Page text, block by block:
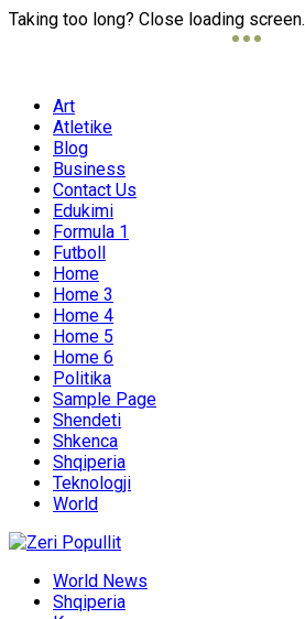
Taking too long? Close loading screen.
Art
Atletike
Blog
Business
Contact Us
Edukimi
Formula 1
Futboll
Home
Home 3
Home 4
Home 5
Home 6
Politika
Sample Page
Shendeti
Shkenca
Shqiperia
Teknologji
World
World News
Shqiperia